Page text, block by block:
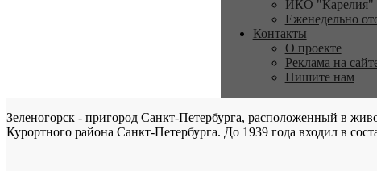
ИКО "Карелия"
Еженедельно
Контакты
О проекте
Реклама на
Пишите нам
Зеленогорск - пригород Санкт-Петербурга, расположенный в
Курортного района Санкт-Петербурга. До 1939 года входил в